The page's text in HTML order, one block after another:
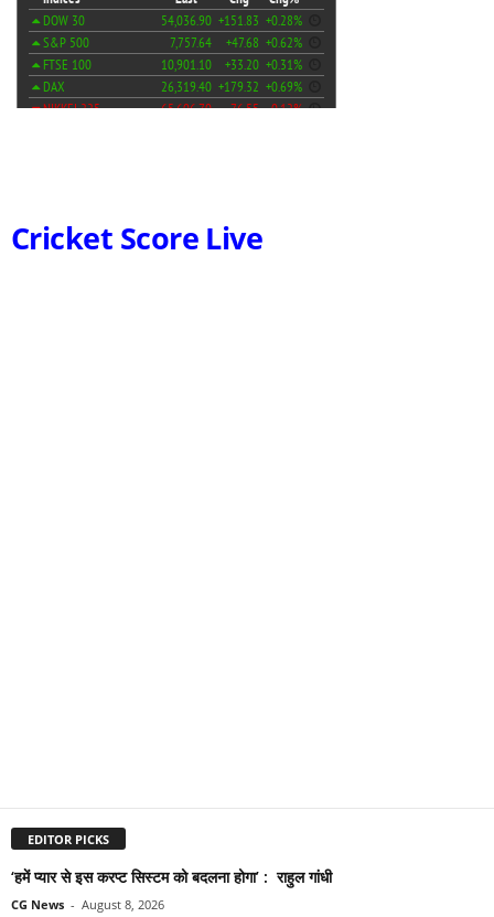
Cricket Score Live
EDITOR PICKS
‘हमें प्यार से इस करप्ट सिस्टम को बदलना होगा’ : राहुल गांधी
CG News - August 8, 2026